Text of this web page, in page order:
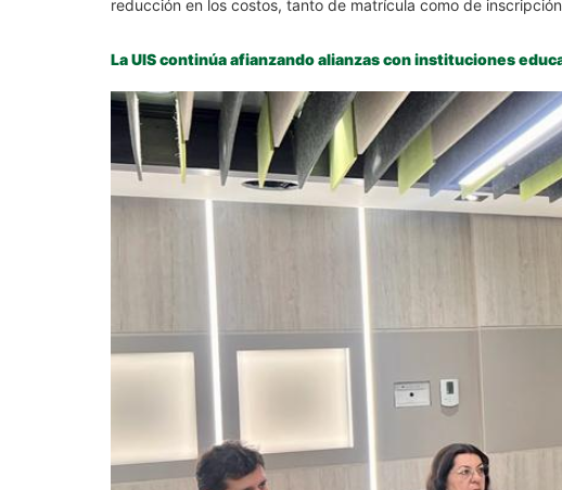
reducción en los costos, tanto de matrícula como de
La UIS continúa afianzando alianzas con instituciones